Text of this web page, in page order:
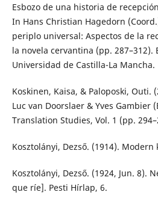
Esbozo de una historia de
In Hans Christian Hagedorn
periplo universal: Aspectos de la
la novela cervantina (pp. 287–312).
Universidad de Castilla-La Mancha.
Koskinen, Kaisa, & Paloposki, Outi.
Luc van Doorslaer & Yves Gambier
Translation Studies, Vol. 1 (pp.
Kosztolányi, Dezső. (1914). Modern
Kosztolányi, Dezső. (1924, Jun. 8).
que ríe]. Pesti Hírlap, 6.